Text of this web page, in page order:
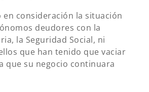
en consideración la situación
deudores con la
la Seguridad Social, ni
que han tenido que vaciar
que su negocio continuara